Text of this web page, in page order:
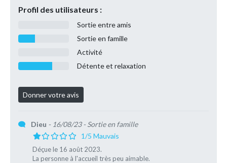
Profil des utilisateurs :
Sortie entre amis
Sortie en famille
Activité
Détente et relaxation
Dieu - 16/08/23- Sortie en famille
1/5 Mauvais
Déçue le 16 août 2023.
La personne à l'accueil très peu aimable.